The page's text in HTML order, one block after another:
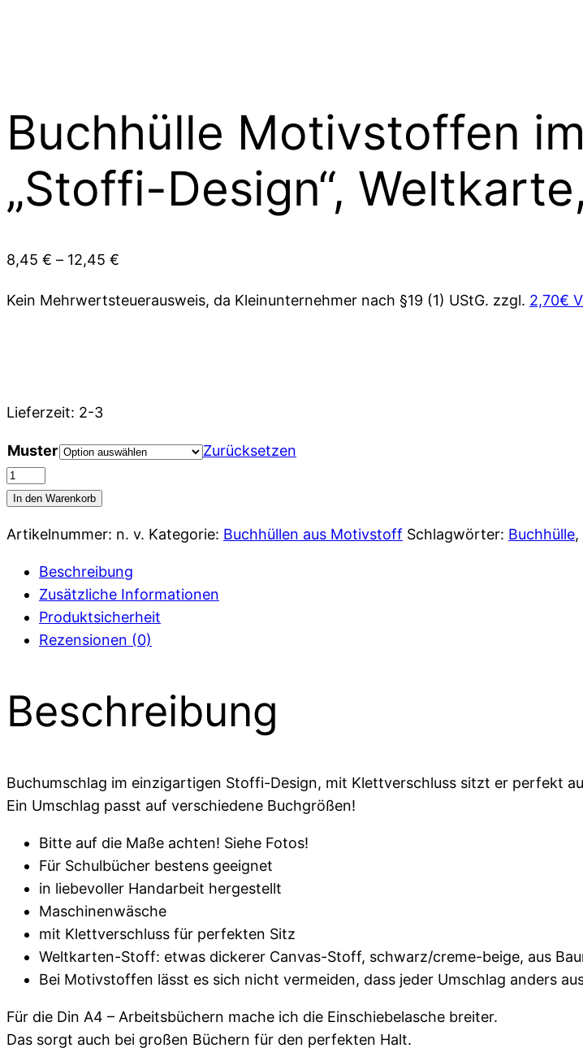
Buchhülle Motivstoffen
„Stoffi-Design“,
8,45 € – 12,45 €
Kein Mehrwertsteuerausweis, da Kleinunternehmer nach §19 (1) UStG. zzgl. 2,70€
Lieferzeit: 2-3
Muster
Zurücksetzen
Buchhülle
Motivstoffen
einzigartigen
"Stoffi-
Design",
Weltkarte,
versch.
In den Warenkorb
Artikelnummer: n. v. Kategorie: Buchhüllen aus Motivstoff Schlagwörter: Buchhülle,
Beschreibung
Zusätzliche Informationen
Produktsicherheit
Rezensionen (0)
Beschreibung
Buchumschlag im einzigartigen Stoffi-Design, mit Klettverschluss sitzt er perfekt
Ein Umschlag passt auf verschiedene Buchgrößen!
Bitte auf die Maße achten! Siehe Fotos!
Für Schulbücher bestens geeignet
in liebevoller Handarbeit hergestellt
Maschinenwäsche
mit Klettverschluss für perfekten Sitz
Weltkarten-Stoff: etwas dickerer Canvas-Stoff, schwarz/creme-beige, aus
Bei Motivstoffen lässt es sich nicht vermeiden, dass jeder Umschlag anders
Für die Din A4 – Arbeitsbüchern mache ich die Einschiebelasche breiter.
Das sorgt auch bei großen Büchern für den perfekten Halt.